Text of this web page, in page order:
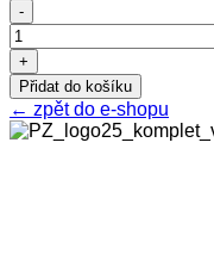
-
IPA
14
množství
+
Přidat do košíku
← zpět do e-shopu